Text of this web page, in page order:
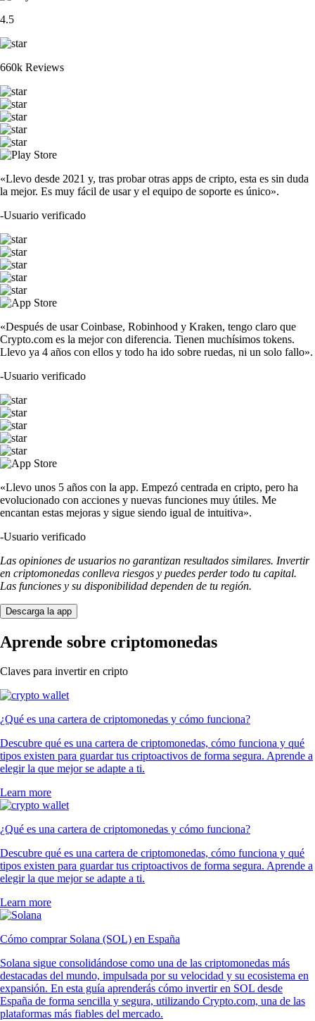
4.5
660k Reviews
«Llevo desde 2021 y, tras probar otras apps de cripto, esta es sin duda
la mejor. Es muy fácil de usar y el equipo de soporte es único».
-Usuario verificado
«Después de usar Coinbase, Robinhood y Kraken, tengo claro que
Crypto.com es la mejor con diferencia. Tienen muchísimos tokens.
Llevo ya 4 años con ellos y todo ha ido sobre ruedas, ni un solo fallo».
-Usuario verificado
«Llevo unos 5 años con la app. Empezó centrada en cripto, pero ha
evolucionado con acciones y nuevas funciones muy útiles. Me
encantan estas mejoras y sigue siendo igual de intuitiva».
-Usuario verificado
Las opiniones de usuarios no garantizan resultados similares. Invertir
en criptomonedas conlleva riesgos y puedes perder todo tu capital.
Las funciones y su disponibilidad dependen de tu región.
Descarga la app
Aprende sobre criptomonedas
Claves para invertir en cripto
¿Qué es una cartera de criptomonedas y cómo funciona?
Descubre qué es una cartera de criptomonedas, cómo funciona y qué
tipos existen para guardar tus criptoactivos de forma segura. Aprende a
elegir la que mejor se adapte a ti.
Learn more
¿Qué es una cartera de criptomonedas y cómo funciona?
Descubre qué es una cartera de criptomonedas, cómo funciona y qué
tipos existen para guardar tus criptoactivos de forma segura. Aprende a
elegir la que mejor se adapte a ti.
Learn more
Cómo comprar Solana (SOL) en España
Solana sigue consolidándose como una de las criptomonedas más
destacadas del mundo, impulsada por su velocidad y su ecosistema en
expansión. En esta guía aprenderás cómo invertir en SOL desde
España de forma sencilla y segura, utilizando Crypto.com, una de las
plataformas más fiables del mercado.